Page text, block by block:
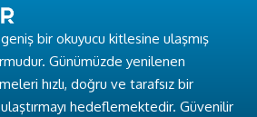
bir okuyucu kitlesine ulaşmış
Günümüzde yenilenen
hızlı, doğru ve tarafsız bir
hedeflemektedir. Güvenilir